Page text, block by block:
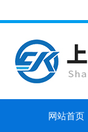
网站首页